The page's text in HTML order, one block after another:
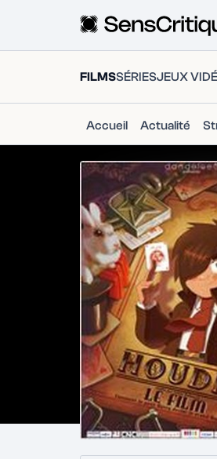
FILMSSÉRIESJEUX
Accueil Actualité